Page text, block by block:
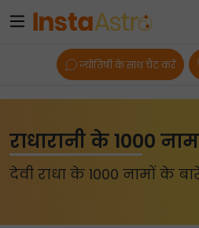
ज्योतिषी के साथ चैट करें
राधारानी के 1000 नाम
देवी राधा के 1000 नामों के